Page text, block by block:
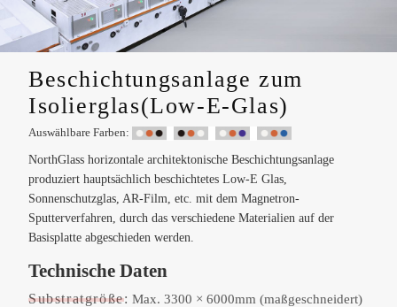
Beschichtungsanlage zum
Isolierglas(Low-E-Glas)
Auswählbare Farben:
NorthGlass horizontale architektonische Beschichtungsanlage
produziert hauptsächlich beschichtetes Low-E Glas,
Sonnenschutzglas, AR-Film, etc. mit dem Magnetron-
Sputterverfahren, durch das verschiedene Materialien auf der
Basisplatte abgeschieden werden.
Technische Daten
Substratgröße: Max. 3300 × 6000mm (maßgeschneidert)